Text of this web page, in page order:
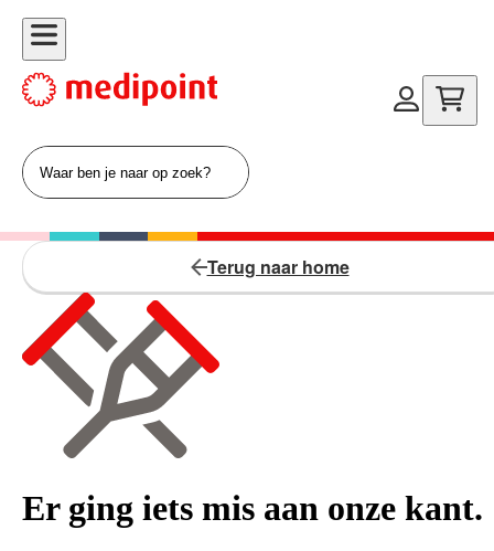
Terug naar home
Er ging iets mis aan onze kant.